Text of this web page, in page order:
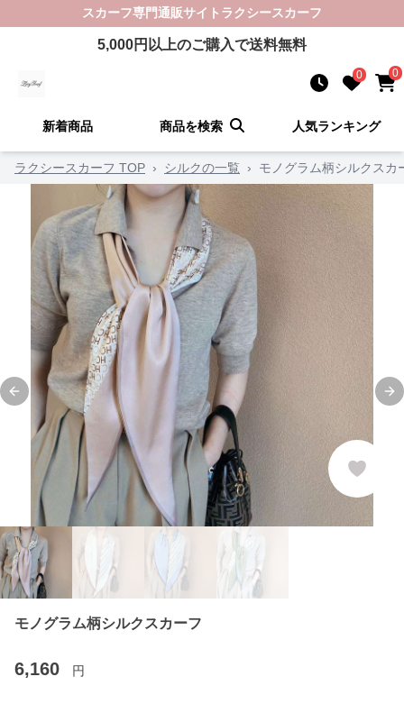
スカーフ専門通販サイト ラクシースカーフ
5,000円以上のご購入で送料無料
0 0
新着商品 商品を検索 人気ランキング
ラクシースカーフ TOP › シルクの一覧 › モノグラム柄シルクスカ
Previous slide
モノグラム柄シルクスカーフ
6,160 円